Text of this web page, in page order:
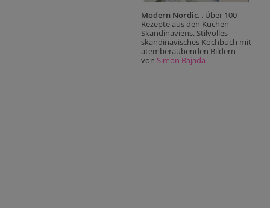
Modern Nordic. . Über 100
Rezepte aus den Küchen
Skandinaviens. Stilvolles
skandinavisches Kochbuch mit
atemberaubenden Bildern
von Simon Bajada